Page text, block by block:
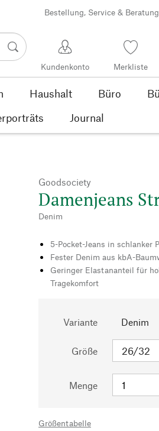
Bestellung, Service & Beratung
Kundenkonto Merkliste
Haushalt Büro
Journal
Goodsociety
Damenjeans
Denim
5-Pocket-Jeans in schlanker
Fester Denim aus kbA-
Geringer Elastananteil für
Tragekomfort
Variante Denim
Größe
Menge
Größentabelle